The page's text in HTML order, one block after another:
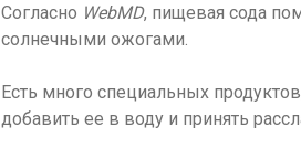
Согласно WebMD, пищевая сода
солнечными ожогами.
Есть много специальных
добавить ее в воду и принять